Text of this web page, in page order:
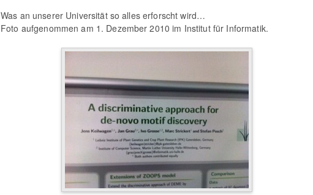
Was an unserer Universität so alles erforscht wird…
Foto aufgenommen am 1. Dezember 2010 im Institut für Informatik.